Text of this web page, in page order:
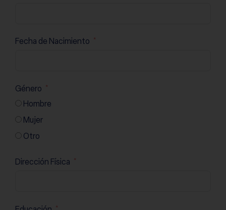
Fecha de Nacimiento
Género
Hombre
Mujer
Otro
Dirección Física